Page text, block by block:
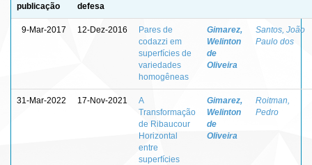
publicação
defesa
9-Mar-2017 12-Dez-2016
Pares de
codazzi em
superfícies de
variedades
homogêneas
Gimarez,
Welinton
de
Oliveira
Santos, João
Paulo dos
31-Mar-2022 17-Nov-2021
A
Transformação
de Ribaucour
Horizontal
entre
superfícies
Gimarez,
Welinton
de
Oliveira
Roitman,
Pedro